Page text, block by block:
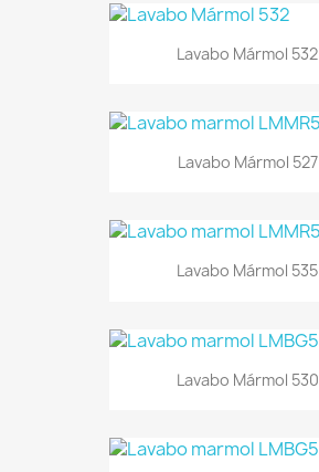
Lavabo Mármol 532
Lavabo Mármol 527
Lavabo Mármol 535
Lavabo Mármol 530